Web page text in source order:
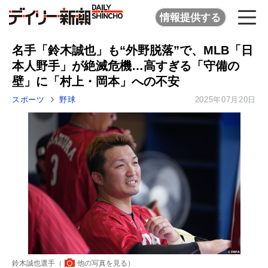
情報提供する
名手「鈴木誠也」も“外野脱落”で、MLB「日
本人野手」が絶滅危機…高すぎる「守備の
壁」に「村上・岡本」への不安
スポーツ 野球 2025年07月20日
鈴木誠也選手（ 他の写真を見る ）